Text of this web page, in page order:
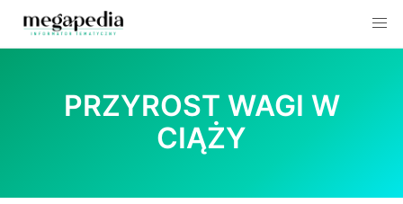
PRZYROST WAGI W
CIĄŻY